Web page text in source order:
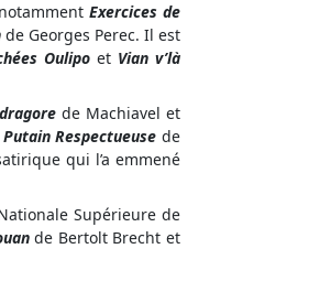
Exercices de
de Georges Perec. Il est
Oulipoet Vian v’là
de Machiavel et
Putain Respectueuse de
qui l’a emmené
Supérieure de
de Bertolt Brecht et